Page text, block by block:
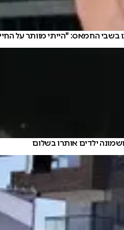
החמאס: "הייתי מוותר על
ילדים אותרו בשלום